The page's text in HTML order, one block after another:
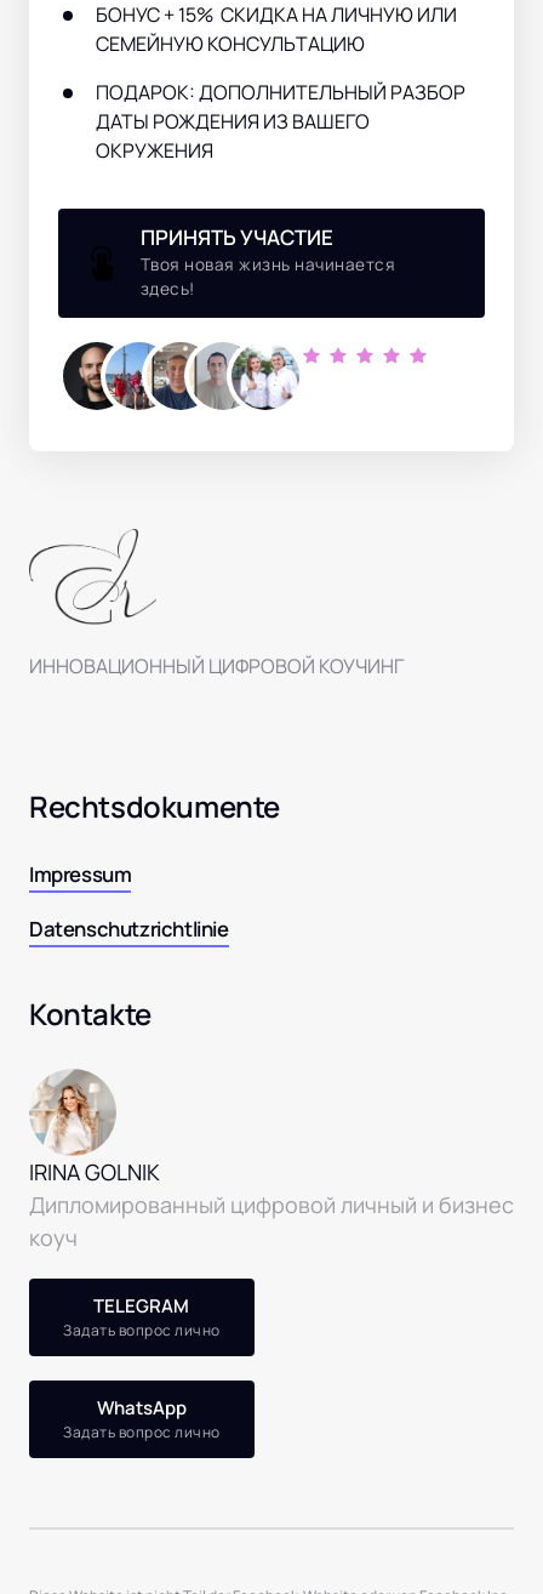
БОНУС + 15%  СКИДКА НА ЛИЧНУЮ ИЛИ
СЕМЕЙНУЮ КОНСУЛЬТАЦИЮ
ПОДАРОК: ДОПОЛНИТЕЛЬНЫЙ РАЗБОР
ДАТЫ РОЖДЕНИЯ ИЗ ВАШЕГО
ОКРУЖЕНИЯ
ПРИНЯТЬ УЧАСТИЕ
Твоя новая жизнь начинается
здесь!
ИННОВАЦИОННЫЙ ЦИФРОВОЙ КОУЧИНГ
Rechtsdokumente
Impressum
Datenschutzrichtlinie
Kontakte
IRINA GOLNIK
Дипломированный цифровой личный и бизнес
коуч
ТELEGRAM
Задать вопрос лично
WhatsApp
Задать вопрос лично